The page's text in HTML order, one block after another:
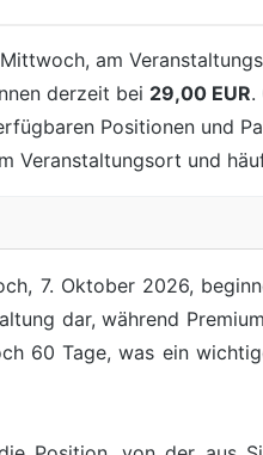
am
derzeit bei 29,00 EUR.
Positionen und
Veranstaltungsort und
7. Oktober 2026,
dar, während
60 Tage, was ein